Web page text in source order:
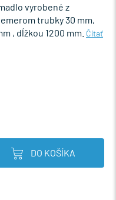
vyrobené z
trubky 30 mm,
, dĺžkou 1200 mm. Čítať
DO KOŠÍKA